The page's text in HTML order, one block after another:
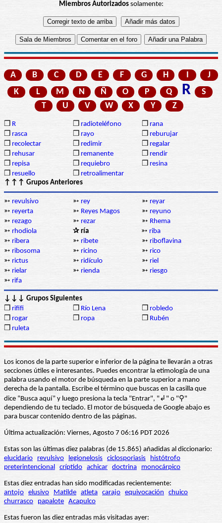
Miembros Autorizadossolamente:
A B C D E F G H I
J
K
L M N Ñ O P Q R
S
T
U V W X Y Z
❒ R ❒ radioteléfono ❒ rana
❒ rasca ❒ rayo ❒ reburujar
❒ recolectar ❒ redimir ❒ regalar
❒ rehusar ❒ remanente ❒ rendir
❒ repisa ❒ requiebro ❒ resina
❒ resuello ❒ retroalimentar
↑↑↑ Grupos Anteriores
➳ revulsivo ➳ rey ➳ reyar
➳ reyerta ➳ Reyes Magos ➳ reyuno
➳ rezago ➳ rezar ➳ Rhema
➳ rhodiola ✰ ría ➳ riba
➳ ribera ➳ ribete ➳ riboflavina
➳ ribosoma ➳ ricino ➳ rico
➳ rictus ➳ ridículo ➳ riel
➳ rielar ➳ rienda ➳ riesgo
➳ rifa
↓↓↓ Grupos Siguientes
❒ rififi ❒ Río Lena ❒ robledo
❒ rogar ❒ ropa ❒ Rubén
❒ ruleta
Los iconos de la parte superior e inferior de la página te llevarán a otras
secciones útiles e interesantes. Puedes encontrar la etimología de una
palabra usando el motor de búsqueda en la parte superior a mano
derecha de la pantalla. Escribe el término que buscas en la casilla que
dice “Busca aquí” y luego presiona la tecla "Entrar", "↲" o "⚲"
dependiendo de tu teclado. El motor de búsqueda de Google abajo es
para buscar contenido dentro de las páginas.
Última actualización: Viernes, Agosto 7 06:16 PDT 2026
Estas son las últimas diez palabras (de 15.865) añadidas al diccionario:
elucidario
revulsivo legionelosis ciclosporiasis
histótrofo
preterintencional críptido achicar doctrina monocárpico
Estas diez entradas han sido modificadas recientemente:
antojo elusivo Matilde atleta carajo equivocación
chuico
churrasco
papalote Acapulco
Estas fueron las diez entradas más visitadas ayer: